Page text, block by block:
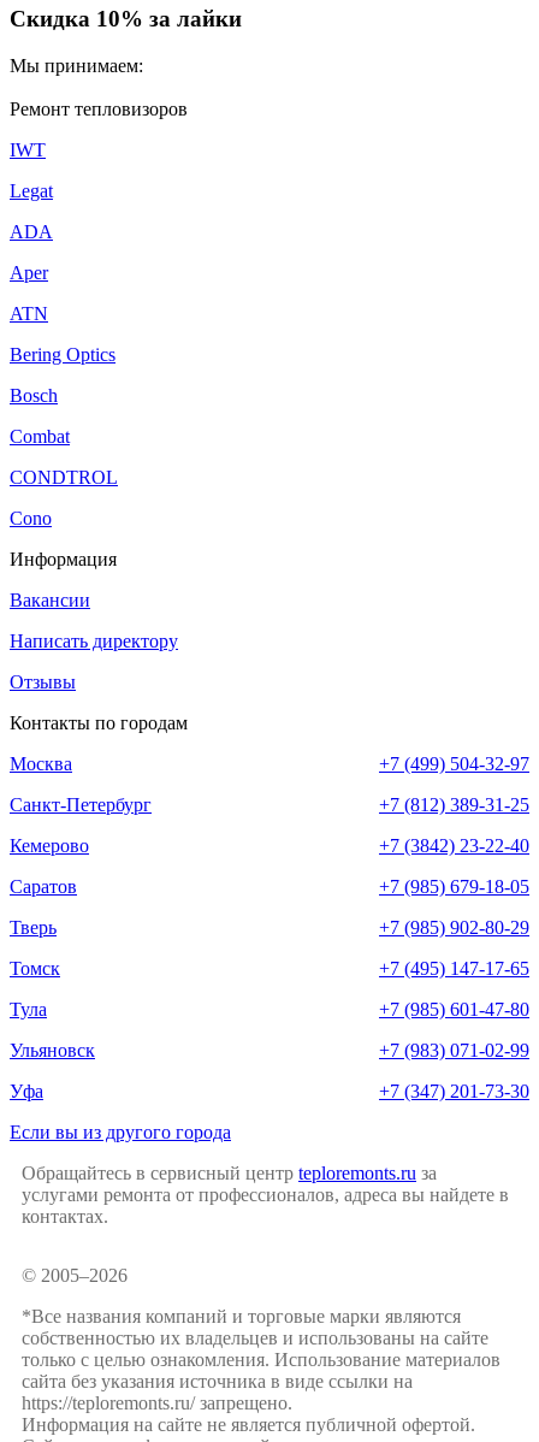
Скидка 10% за лайки
Мы принимаем:
Ремонт тепловизоров
IWT
Legat
ADA
Aper
ATN
Bering Optics
Bosch
Combat
CONDTROL
Cono
Информация
Вакансии
Написать директору
Отзывы
Контакты по городам
Москва
+7 (499) 504-32-97
Санкт-Петербург
+7 (812) 389-31-25
Кемерово
+7 (3842) 23-22-40
Саратов
+7 (985) 679-18-05
Тверь
+7 (985) 902-80-29
Томск
+7 (495) 147-17-65
Тула
+7 (985) 601-47-80
Ульяновск
+7 (983) 071-02-99
Уфа
+7 (347) 201-73-30
Если вы из другого города
Обращайтесь в сервисный центр teploremonts.ru за
услугами ремонта от профессионалов, адреса вы найдете в
контактах.
© 2005–2026
*Все названия компаний и торговые марки являются
собственностью их владельцев и использованы на сайте
только с целью ознакомления. Использование материалов
сайта без указания источника в виде ссылки на
https://teploremonts.ru/ запрещено.
Информация на сайте не является публичной офертой.